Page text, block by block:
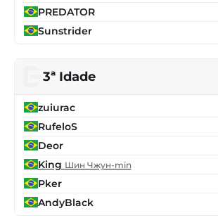
PREDATOR
Sunstrider
3ª Idade
zuiurac
RufeloS
Deor
King Шин Чжун-min
Pker
AndyBlack